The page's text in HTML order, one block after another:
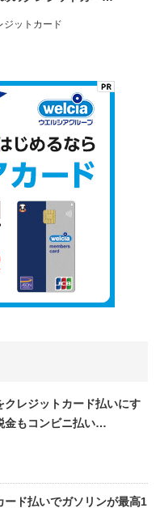
ジットカード
クレジットカード払いにす
金もコンビニ払い…
ード払いでガソリンが最高1